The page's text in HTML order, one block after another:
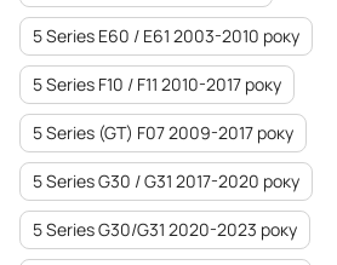
5 Series E60 / E61 2003-2010 року
5 Series F10 / F11 2010-2017 року
5 Series (GT) F07 2009-2017 року
5 Series G30 / G31 2017-2020 року
5 Series G30/G31 2020-2023 року